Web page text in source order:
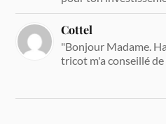
Cottel
"Bonjour Madame.
tricot m'a conseillé de